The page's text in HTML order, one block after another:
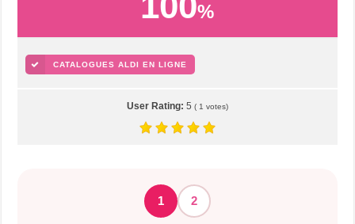
%
CATALOGUES ALDI EN LIGNE
User Rating: 5 ( 1 votes)
1 2